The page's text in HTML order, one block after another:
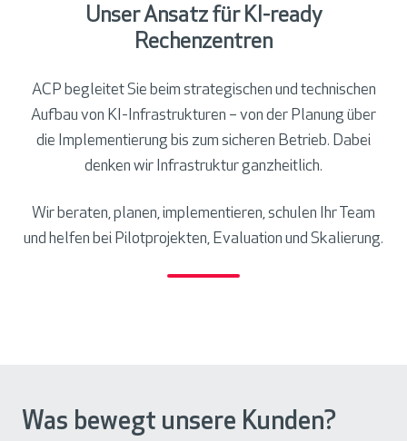
Unser Ansatz für KI-ready
Rechenzentren
ACP begleitet Sie beim strategischen und technischen
Aufbau von KI-Infrastrukturen – von der Planung über
die Implementierung bis zum sicheren Betrieb. Dabei
denken wir Infrastruktur ganzheitlich.
Wir beraten, planen, implementieren, schulen Ihr Team
und helfen bei Pilotprojekten, Evaluation und Skalierung.
Was bewegt unsere Kunden?